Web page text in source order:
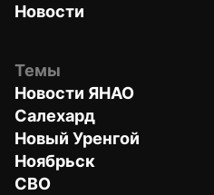
Новости
Темы
Новости ЯНАО
Салехард
Новый Уренгой
Ноябрьск
СВО